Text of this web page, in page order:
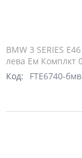
BMW 3 SERIES
лева Ем Комплкт
Код:
FTE6740-